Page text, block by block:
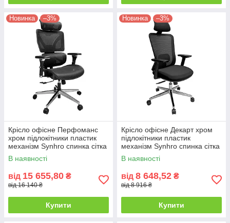
Новинка –3%
Крісло офісне Перфоманс
хром підлокітники пластик
механізм Synhro спинка сітка
Чорна (Richman ТМ)
В наявності
від 15 655,80 ₴
від 16 140 ₴
Купити
Новинка –3%
Крісло офісне Декарт хром
підлокітники пластик
механізм Synhro спинка сітка
Чорна (Richman ТМ)
В наявності
від 8 648,52 ₴
від 8 916 ₴
Купити